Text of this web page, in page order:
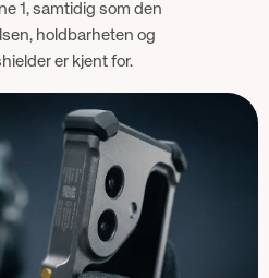
1, samtidig som den
holdbarheten og
er kjent for.